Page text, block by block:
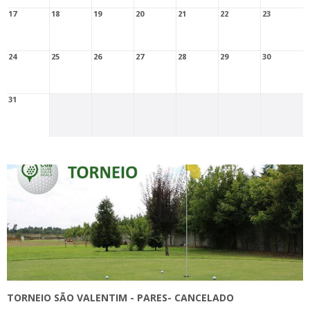
17 18 19 20 21 22 23
24 25 26 27 28 29 30
31
TORNEIO SÃO VALENTIM - PARES- CANCELADO